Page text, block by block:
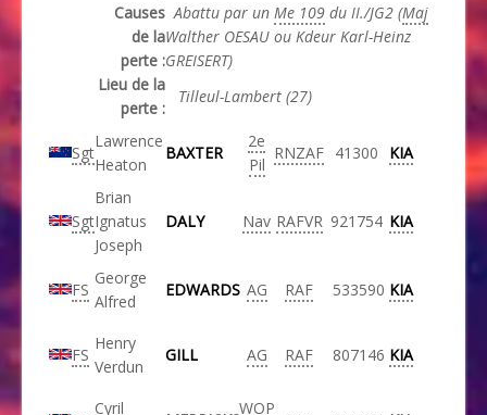
Causes
de la
perte :
Abattu par un Me 109 du II./JG2 (Maj
Walther OESAU ou Kdeur Karl-Heinz
GREISERT)
Lieu de la
perte :
Tilleul-Lambert (27)
Sgt
Lawrence
Heaton
BAXTER
2e
Pil
RNZAF 41300 KIA
Sgt
Brian
Ignatus
Joseph
DALY Nav RAFVR 921754 KIA
FS
George
Alfred
EDWARDS AG RAF 533590 KIA
FS
Henry
Verdun
GILL AG RAF 807146 KIA
Cyril
WOP